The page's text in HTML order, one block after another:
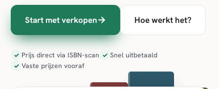
Start met verkopen→ Hoe werkt het?
✓ Prijs direct via ISBN-scan ✓ Snel uitbetaald
✓ Vaste prijzen vooraf